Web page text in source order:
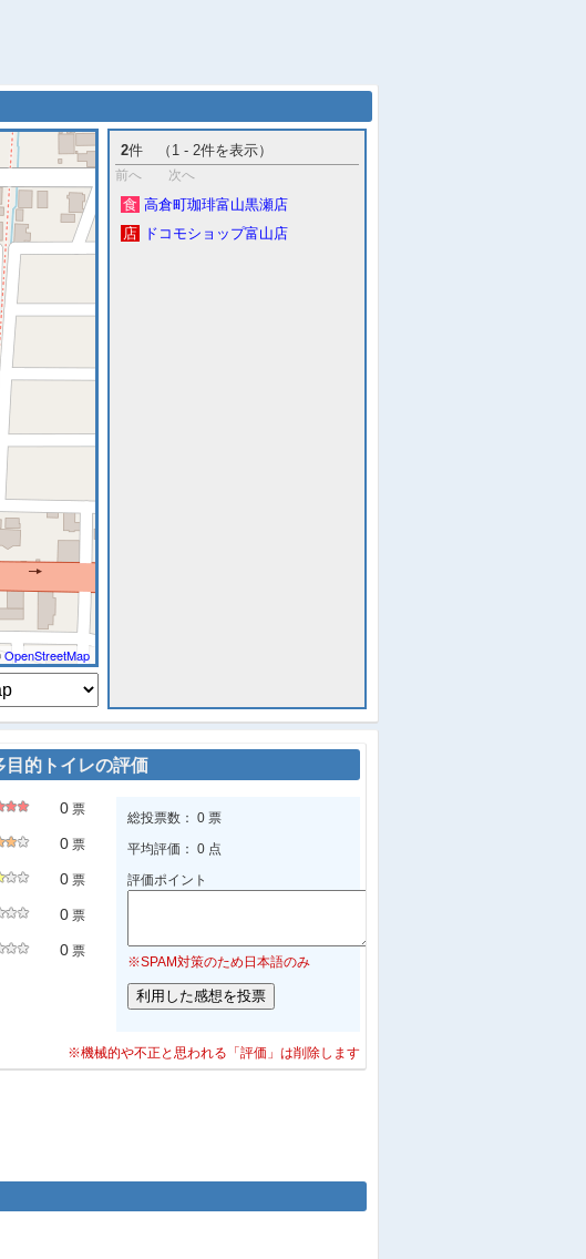
OpenStreetMap
2件 （1 - 2件を表示）
前へ 次へ
食 高倉町珈琲富山黒瀬店
店
ドコモショップ富山店
目的トイレの評価
0 票
0 票
0 票
0 票
0 票
総投票数： 0 票
平均評価： 0 点
評価ポイント
※SPAM対策のため日本語のみ
※機械的や不正と思われる「評価」は削除します